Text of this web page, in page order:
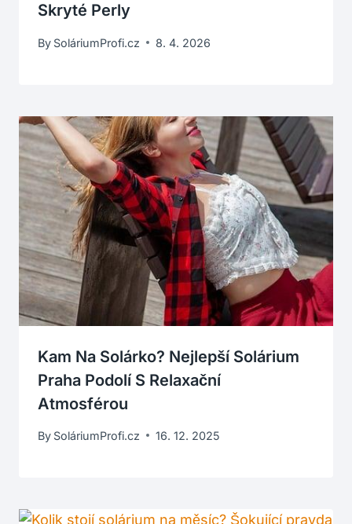
Skryté Perly
By SoláriumProfi.cz 8. 4. 2026
Kam Na Solárko? Nejlepší Solárium
Praha Podolí S Relaxační
Atmosférou
By SoláriumProfi.cz 16. 12. 2025